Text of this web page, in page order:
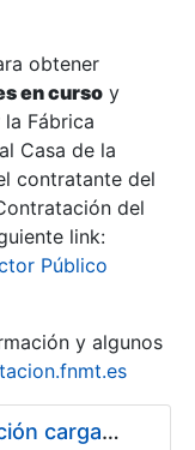
obtener
en curso y
Fábrica
Casa de la
contratante del
del
link:
Público
y algunos
Pliego condiciones optimización cargas compras firmado